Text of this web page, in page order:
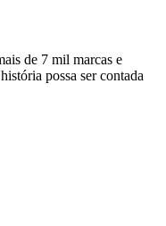
de 7 mil marcas e
possa ser contada